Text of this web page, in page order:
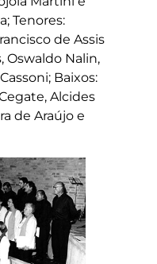
Tenores:
de Assis
Oswaldo Nalin,
Baixos:
Alcides
de Araújo e